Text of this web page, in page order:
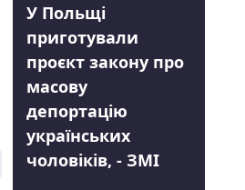
У Польщі
приготували
проєкт закону про
масову
депортацію
українських
чоловіків, - ЗМІ